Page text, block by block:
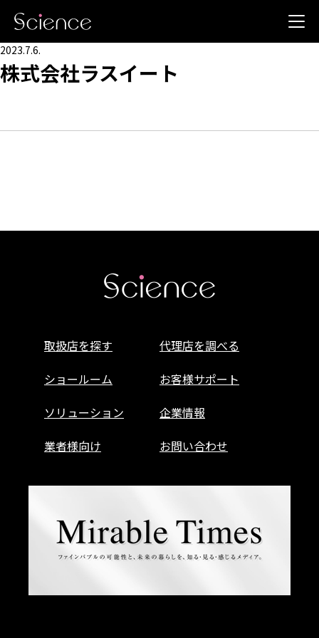
2023.7.6.
株式会社ラスイート
取扱店を探す
代理店を調べる
ショールーム
お客様サポート
ソリューション
企業情報
業者様向け
お問い合わせ